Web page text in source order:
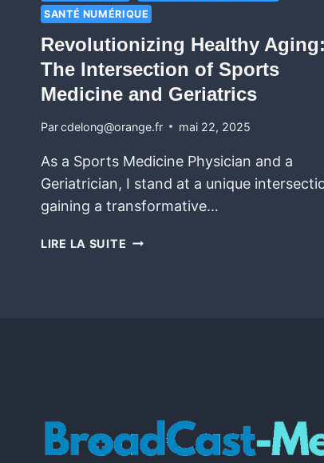
SANTÉ NUMÉRIQUE
Revolutionizing Healthy Aging:
The Intersection of Sports
Medicine and Geriatrics
Parcdelong@orange.fr mai 22, 2025
As a Sports Medicine Physician and a
Geriatrician, I stand at a unique
gaining a transformative…
LIRE LA SUITE